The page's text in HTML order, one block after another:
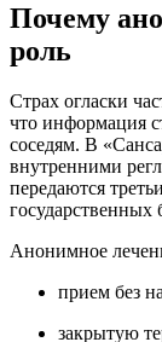
Почему
роль
Страх огласки
что информация
соседям. В
внутренними
передаются
государственных
Анонимное
прием без
закрытую